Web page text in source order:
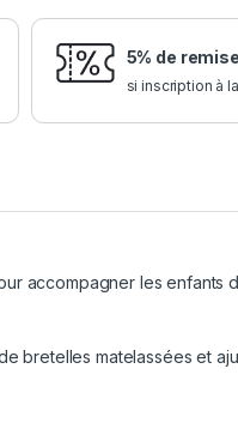
5% de remise
si inscription à
accompagner les enfants
bretelles matelassées et